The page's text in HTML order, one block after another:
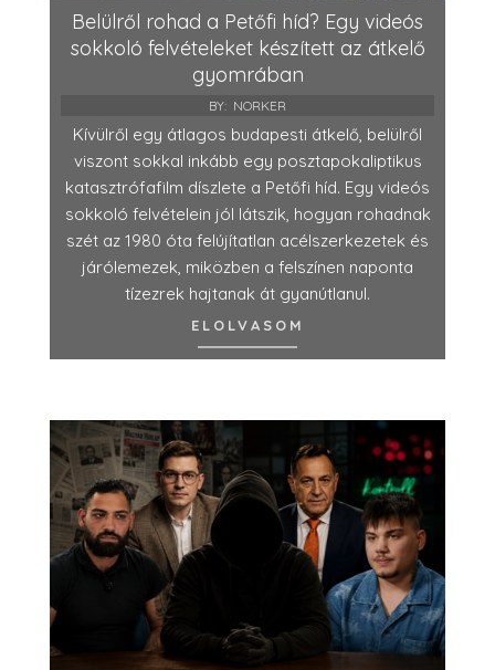
Belülről rohad a Petőfi híd? Egy videós
sokkoló felvételeket készített az átkelő
gyomrában
BY: NORKER
Kívülről egy átlagos budapesti átkelő, belülről
viszont sokkal inkább egy posztapokaliptikus
katasztrófafilm díszlete a Petőfi híd. Egy videós
sokkoló felvételein jól látszik, hogyan rohadnak
szét az 1980 óta felújítatlan acélszerkezetek és
járólemezek, miközben a felszínen naponta
tízezrek hajtanak át gyanútlanul.
ELOLVASOM